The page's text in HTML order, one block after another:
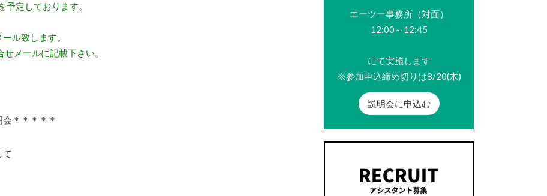
定しております。
ル致します。
メールに記載下さい。
＊＊＊＊＊
て
エーツー事務所（対面）
12:00～12:45
にて実施します
※参加申込締め切りは8/20(木)
説明会に申込む